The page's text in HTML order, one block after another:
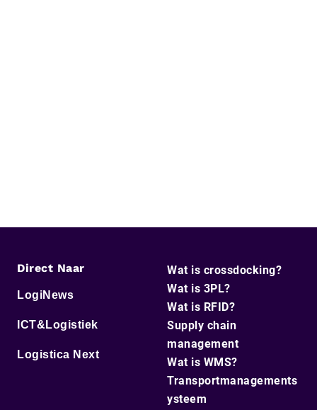
Direct Naar
LogiNews
ICT&Logistiek
Logistica Next
Wat is crossdocking?
Wat is 3PL?
Wat is RFID?
Supply chain
management
Wat is WMS?
Transportmanagements
ysteem